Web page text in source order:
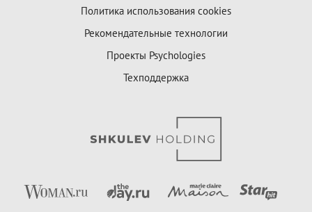
Политика использования cookies
Рекомендательные технологии
Проекты Psychologies
Техподдержка